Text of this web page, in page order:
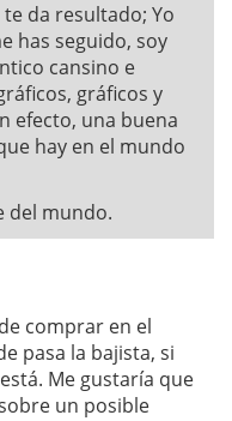
da resultado; Yo
has seguido, soy
cansino e
gráficos y
efecto, una buena
hay en el mundo
del mundo.
comprar en el
pasa la bajista, si
Me gustaría que
un posible